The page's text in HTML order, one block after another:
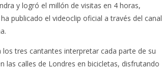
y logró el millón de visitas en 4 horas,
publicado el videoclip oficial a través del canal
tres cantantes interpretar cada parte de su
calles de Londres en bicicletas, disfrutando